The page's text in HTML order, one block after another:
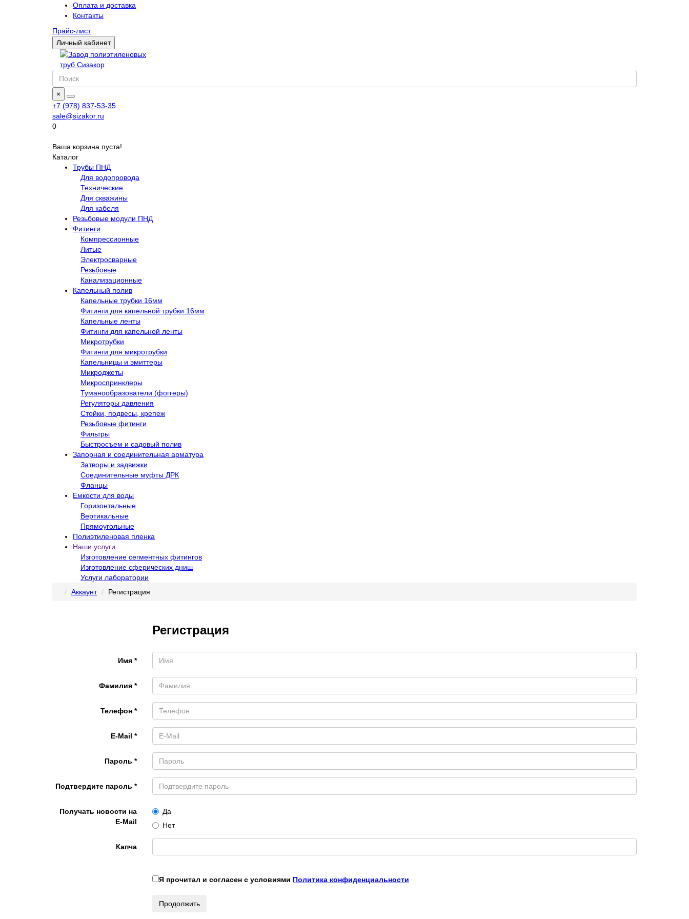
Оплата и доставка
Контакты
Прайс-лист
Личный кабинет
×
+7 (978) 837-53-35
sale@sizakor.ru
0
Ваша корзина пуста!
Каталог
Трубы ПНД
Для водопровода
Технические
Для скважины
Для кабеля
Резьбовые модули ПНД
Фитинги
Компрессионные
Литые
Электросварные
Резьбовые
Канализационные
Капельный полив
Капельные трубки 16мм
Фитинги для капельной трубки 16мм
Капельные ленты
Фитинги для капельной ленты
Микротрубки
Фитинги для микротрубки
Капельницы и эмиттеры
Микроджеты
Микроспринклеры
Туманообразователи (фоггеры)
Регуляторы давления
Стойки, подвесы, крепеж
Резьбовые фитинги
Фильтры
Быстросъем и садовый полив
Запорная и соединительная арматура
Затворы и задвижки
Соединительные муфты ДРК
Фланцы
Емкости для воды
Горизонтальные
Вертикальные
Прямоугольные
Полиэтиленовая пленка
Наши услуги
Изготовление сегментных фитингов
Изготовление сферических днищ
Услуги лаборатории
Аккаунт
Регистрация
Регистрация
Имя *
Фамилия *
Телефон *
E-Mail *
Пароль *
Подтвердите пароль *
Получать новости на
E-Mail
Да
Нет
Капча
Я прочитал и согласен с условиями Политика конфиденциальности
Продолжить